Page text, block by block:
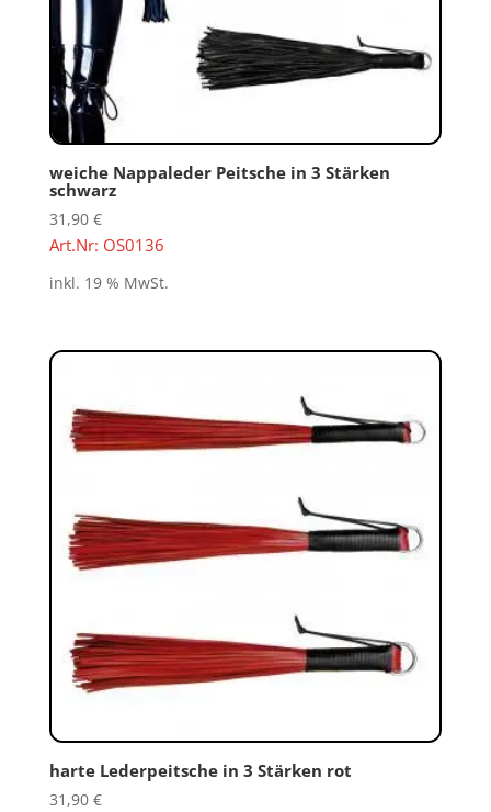
weiche Nappaleder Peitsche in 3 Stärken
schwarz
31,90 €
Art.Nr: OS0136
inkl. 19 % MwSt.
harte Lederpeitsche in 3 Stärken rot
31,90 €